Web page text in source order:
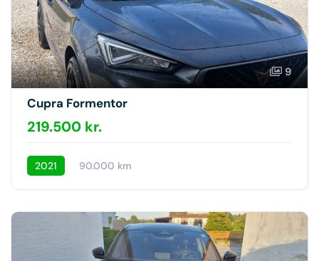
9
Cupra Formentor
219.500 kr.
2021 90.000 km